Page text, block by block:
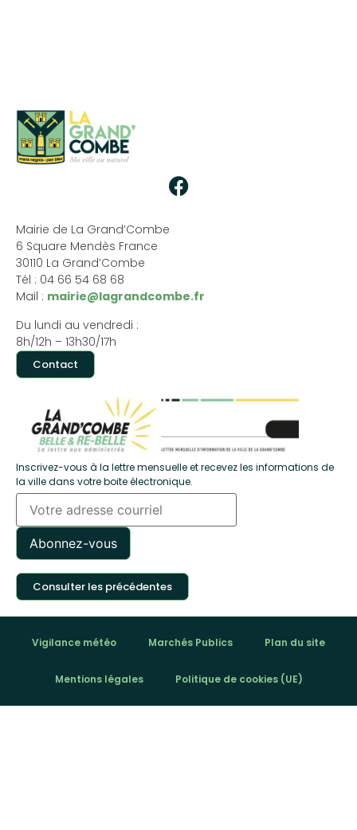
Mairie de La Grand’Combe
6 Square Mendès France
30110 La Grand’Combe
Tél : 04 66 54 68 68
Mail : mairie@lagrandcombe.fr
Du lundi au vendredi :
8h/12h – 13h30/17h
Contact
Inscrivez-vous à la lettre mensuelle et recevez les informations de
la ville dans votre boite électronique.
Consulter les précédentes
Vigilance météo Marchés Publics Plan du site
Mentions légales Politique de cookies (UE)